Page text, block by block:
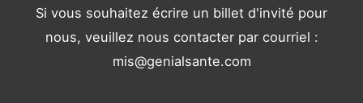
Si vous souhaitez écrire un billet d'invité pour
nous, veuillez nous contacter par courriel :
mis@genialsante.com